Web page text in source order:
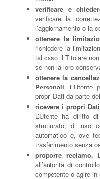
verificare e
verificare la
l’aggiornamento o la
ottenere la
richiedere la
tal caso il Titolare
se non la loro
ottenere la
Personali. L’Utente
propri Dati da parte
ricevere i propri
L’Utente ha diritto
strutturato, di uso
automatico e, ove
trasferimento senza
proporre reclamo.
all’autorità di
competente o agire in